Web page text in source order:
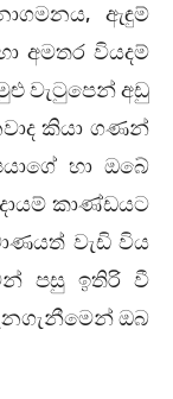
ඇඳුම්
අමතර වියදම්
වැටුපෙන් අඩු
කියා ගණන්
හා ඔබේ
කාණ්ඩයට
වැඩි විය
පසු ඉතිරි වී
ඔබ